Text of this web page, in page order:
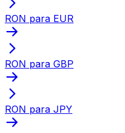
RON para EUR
RON para GBP
RON para JPY